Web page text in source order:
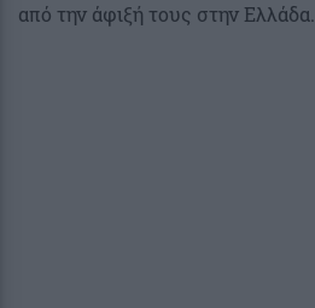
από την άφιξή τους στην Ελλάδα.